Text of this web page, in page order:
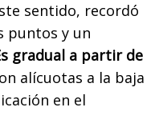
sentido, recordó
puntos y un
gradual a partir de
alícuotas a la baja
en el